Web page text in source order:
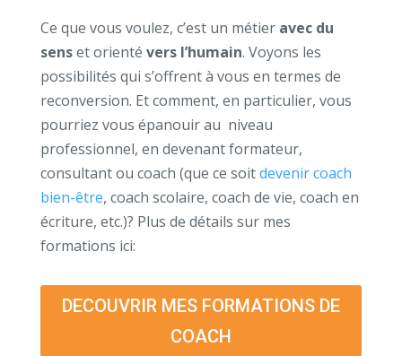
Ce que vous voulez, c’est un métier avec du
senset orienté vers l’humain. Voyons les
possibilités qui s’offrent à vous en termes de
reconversion. Et comment, en particulier, vous
pourriez vous épanouir au niveau
professionnel, en devenant formateur,
consultant ou coach (que ce soitdevenir coach
bien-être, coach scolaire, coach de vie, coach en
écriture, etc.)? Plus de détails sur mes
formations ici:
DECOUVRIR MES FORMATIONS DE
COACH